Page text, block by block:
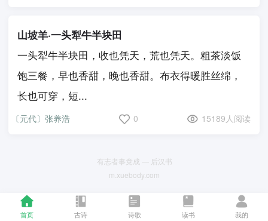
首页 古诗 诗歌 读书 我的
山坡羊·一头犁牛半块田
一头犁牛半块田，收也凭天，荒也凭天。粗茶淡饭
饱三餐，早也香甜，晚也香甜。布衣得暖胜丝绵，
长也可穿，短...
〔元代〕张养浩 0 15189人阅读
有志者事竟成 — 后汉书
m.xuebody.com